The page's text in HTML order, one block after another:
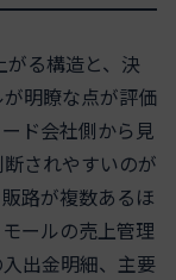
がる構造と、決
明瞭な点が評価
ド会社側から見
されやすいのが
路が複数あるほ
ールの売上管理
出金明細、主要